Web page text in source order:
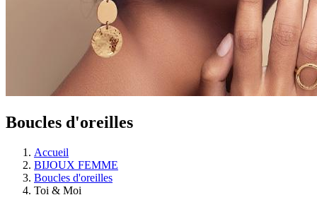
Boucles d'oreilles
Accueil
BIJOUX FEMME
Boucles d'oreilles
Toi & Moi